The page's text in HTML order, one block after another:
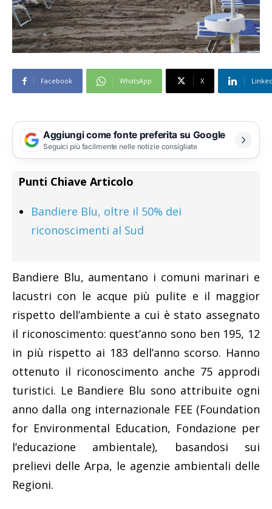
Facebook WhatsApp X
Aggiungi come fonte preferita su Google
Seguici più facilmente nelle notizie consigliate
Punti Chiave Articolo
Bandiere Blu, oltre il 50% dei
riconoscimenti al Sud
Bandiere Blu, aumentano i comuni marinari e
lacustri con le acque più pulite e il maggior
rispetto dell’ambiente a cui è stato assegnato
il riconoscimento: quest’anno sono ben 195, 12
in più rispetto ai 183 dell’anno scorso. Hanno
ottenuto il riconoscimento anche 75 approdi
turistici. Le Bandiere Blu sono attribuite ogni
anno dalla ong internazionale FEE (Foundation
for Environmental Education, Fondazione per
l’educazione ambientale), basandosi sui
prelievi delle Arpa, le agenzie ambientali delle
Regioni.